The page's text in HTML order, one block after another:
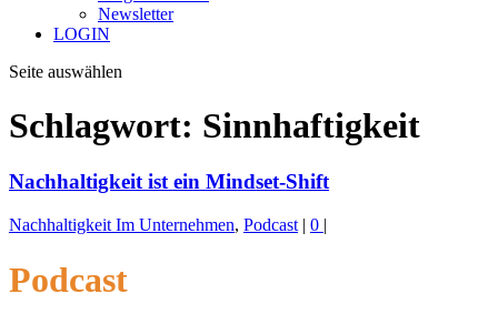
Newsletter
LOGIN
Seite auswählen
Schlagwort: Sinnhaftigkeit
Nachhaltigkeit ist ein Mindset-Shift
Nachhaltigkeit Im Unternehmen, Podcast | 0 |
Podcast